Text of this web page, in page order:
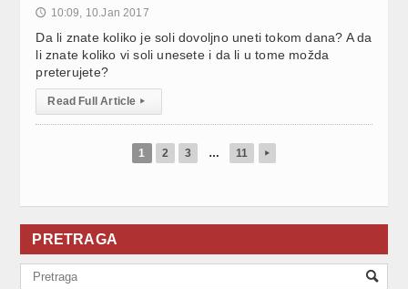
🕔 10:09, 10.Jan 2017
Da li znate koliko je soli dovoljno uneti tokom dana? A da
li znate koliko vi soli unesete i da li u tome možda
preterujete?
Read Full Article ▸
1 2 3 … 11 ▸
PRETRAGA